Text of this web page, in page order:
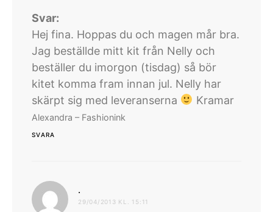
Svar:
Hej fina. Hoppas du och magen mår bra.
Jag beställde mitt kit från Nelly och
beställer du imorgon (tisdag) så bör
kitet komma fram innan jul. Nelly har
skärpt sig med leveranserna
Kramar
Alexandra – Fashionink
SVARA
.
29/04/2013 KL. 15:11